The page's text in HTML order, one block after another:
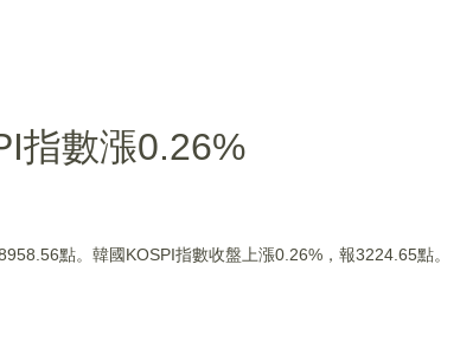
指數漲0.26%
點。韓國KOSPI指數收盤上漲0.26%，報3224.65點。